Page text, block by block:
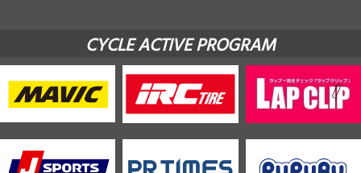
CYCLE ACTIVE PROGRAM